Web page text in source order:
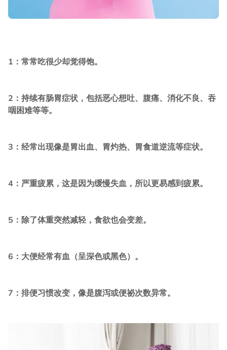
1：常常吃很少却觉得饱。
2：持续有肠胃症状，包括恶心想吐、腹痛、消化不良、吞
咽困难等等。
3：经常出现像是胃出血、胃灼热、胃食道逆流等症状。
4：严重疲累，这是因为缓慢失血，所以更易感到疲累。
5：除了体重突然减轻，食欲也会变差。
6：大便经常有血（呈深色或黑色）。
7：排便习惯改变，像是腹泻或便祕次数异常。